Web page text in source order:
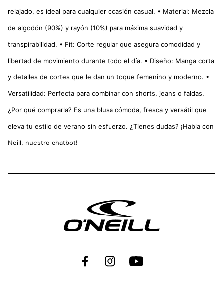
relajado, es ideal para cualquier ocasión casual. • Material: Mezcla
de algodón (90%) y rayón (10%) para máxima suavidad y
transpirabilidad. • Fit: Corte regular que asegura comodidad y
libertad de movimiento durante todo el día. • Diseño: Manga corta
y detalles de cortes que le dan un toque femenino y moderno. •
Versatilidad: Perfecta para combinar con shorts, jeans o faldas.
¿Por qué comprarla? Es una blusa cómoda, fresca y versátil que
eleva tu estilo de verano sin esfuerzo. ¿Tienes dudas? ¡Habla con
Neill, nuestro chatbot!